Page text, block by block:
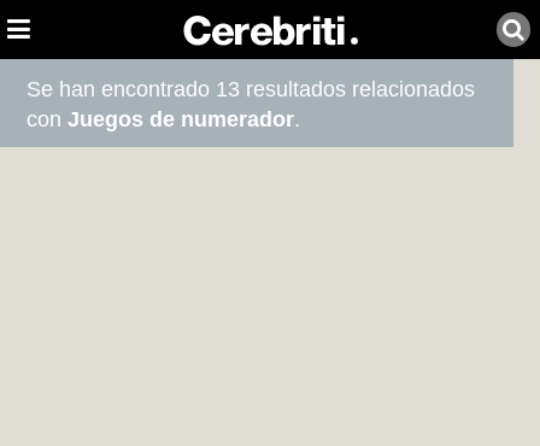
Se han encontrado 13 resultados relacionados
conJuegos de numerador.